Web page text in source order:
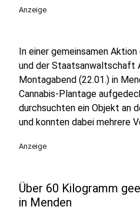
Anzeige
In einer gemeinsamen
und der Staatsanwaltschaft
Montagabend (22.01.) in
Cannabis-Plantage
durchsuchten ein Objekt an
und konnten dabei mehrere
Anzeige
Über 60 Kilogramm
in Menden